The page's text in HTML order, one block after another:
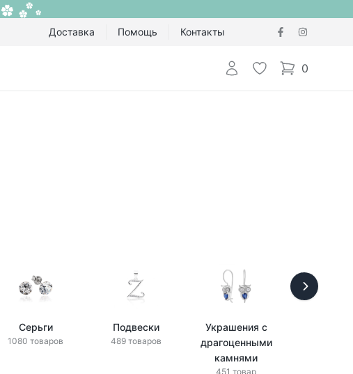
Доставка Помощь Контакты
Авторизоваться
Избранное
0
items in cart,
Серьги
1080 товаров
Подвески
489 товаров
Украшения с
драгоценными
камнями
451 товар